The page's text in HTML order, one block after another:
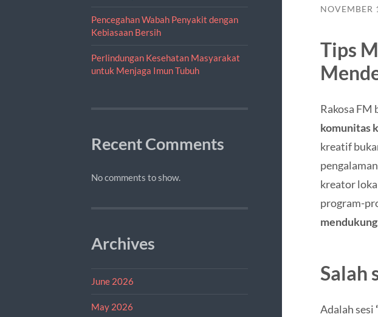
Pencegahan Wabah Penyakit dengan
Kebiasaan Bersih
Perlindungan Kesehatan Masyarakat
untuk Menjaga Imun Tubuh
Recent Comments
No comments to show.
Archives
June 2026
May 2026
NOVEMBER
Tips
Rakosa FM
komunitas
kreatif
kreator
program-
mendukung
Salah
Adalah sesi